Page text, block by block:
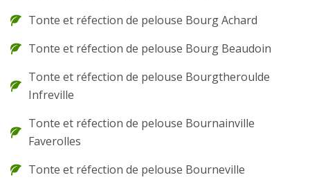
Tonte et réfection de pelouse Bourg Achard
Tonte et réfection de pelouse Bourg Beaudoin
Tonte et réfection de pelouse Bourgtheroulde
Infreville
Tonte et réfection de pelouse Bournainville
Faverolles
Tonte et réfection de pelouse Bourneville